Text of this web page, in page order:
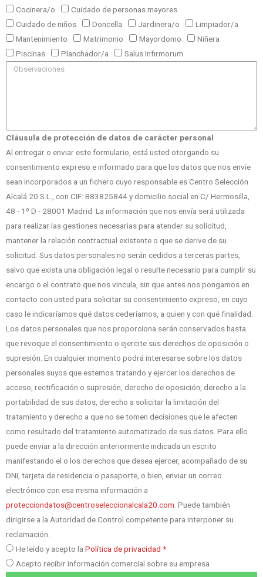
Cocinera/o
Cuidado de personas mayores
Cuidado de niños
Doncella Jardinera/o
Limpiador/a
Mantenimiento
Matrimonio Mayordomo
Niñera
Piscinas
Planchador/a Salus Infirmorum
Cláusula de protección de datos de carácter personal
Al entregar o enviar este formulario, está usted otorgando su
consentimiento expreso e informado para que los datos que nos envíe
sean incorporados a un fichero cuyo responsable es Centro Selección
Alcalá 20 S.L., con CIF: B83825844 y domicilio social en C/ Hermosilla,
48 - 1º D - 28001 Madrid. La información que nos envía será utilizada
para realizar las gestiones necesarias para atender su solicitud,
mantener la relación contractual existente o que se derive de su
solicitud. Sus datos personales no serán cedidos a terceras partes,
salvo que exista una obligación legal o resulte necesario para cumplir su
encargo o el contrato que nos vincula, sin que antes nos pongamos en
contacto con usted para solicitar su consentimiento expreso, en cuyo
caso le indicaríamos qué datos cederíamos, a quien y con qué finalidad.
Los datos personales que nos proporciona serán conservados hasta
que revoque el consentimiento o ejercite sus derechos de oposición o
supresión. En cualquier momento podrá interesarse sobre los datos
personales suyos que estemos tratando y ejercer los derechos de
acceso, rectificación o supresión, derecho de oposición, derecho a la
portabilidad de sus datos, derecho a solicitar la limitación del
tratamiento y derecho a que no se tomen decisiones que le afecten
como resultado del tratamiento automatizado de sus datos. Para ello
puede enviar a la dirección anteriormente indicada un escrito
manifestando el o los derechos que desea ejercer, acompañado de su
DNI, tarjeta de residencia o pasaporte, o bien, enviar un correo
electrónico con esa misma información a
protecciondatos@centroseleccionalcala20.com . Puede también
dirigirse a la Autoridad de Control competente para interponer su
reclamación.
He leído y acepto la Política de privacidad *
Acepto recibir información comercial sobre su empresa